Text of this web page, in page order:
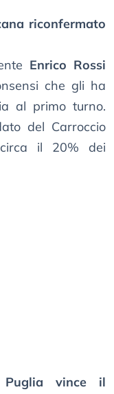
riconfermato
Enrico Rossi
che gli ha
al primo turno.
del Carroccio
il 20% dei
Puglia vince il